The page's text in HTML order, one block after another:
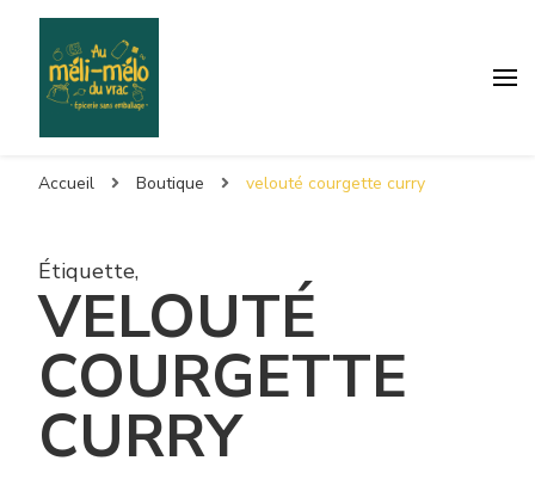
Accueil Boutique velouté courgette curry
Étiquette,
VELOUTÉ
COURGETTE
CURRY